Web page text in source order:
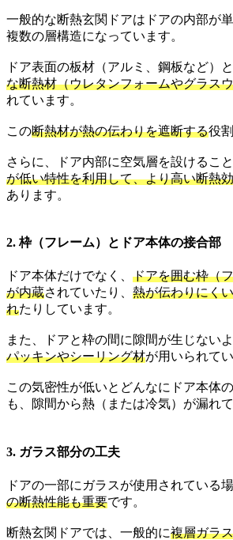
一般的な断熱玄関ドアはドアの内部が
複数の層構造になっています。
ドア表面の板材（アルミ、鋼板など）
な断熱材（ウレタンフォームやグラス
れています。
この断熱材が熱の伝わりを遮断する役
さらに、ドア内部に空気層を設けること
が低い特性を利用して、より高い断熱
あります。
2. 枠（フレーム）とドア本体の接合部
ドア本体だけでなく、 ドアを囲む枠（
が内蔵されていたり、 熱が伝わりにく
れたりしています。
また、ドアと枠の間に隙間が生じないよ
パッキンやシーリング材が用いられてい
この気密性が低いとどんなにドア本体
も、隙間から熱（または冷気）が漏れ
3. ガラス部分の工夫
ドアの一部にガラスが使用されている
の断熱性能も重要です。
断熱玄関ドアでは、一般的に複層ガラ